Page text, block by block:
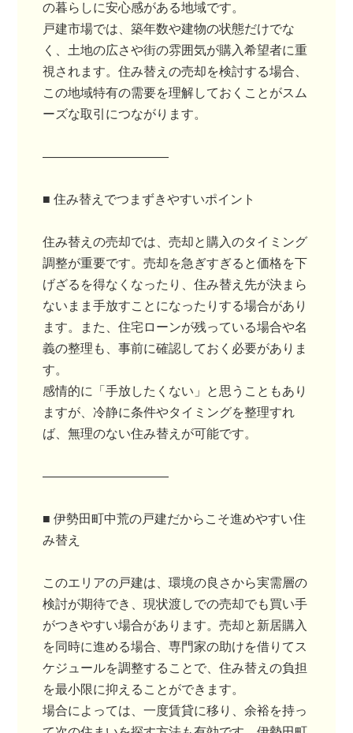
の暮らしに安心感がある地域です。
戸建市場では、築年数や建物の状態だけでな
く、土地の広さや街の雰囲気が購入希望者に重
視されます。住み替えの売却を検討する場合、
この地域特有の需要を理解しておくことがスム
ーズな取引につながります。
――――――――――
■ 住み替えでつまずきやすいポイント
住み替えの売却では、売却と購入のタイミング
調整が重要です。売却を急ぎすぎると価格を下
げざるを得なくなったり、住み替え先が決まら
ないまま手放すことになったりする場合があり
ます。また、住宅ローンが残っている場合や名
義の整理も、事前に確認しておく必要がありま
す。
感情的に「手放したくない」と思うこともあり
ますが、冷静に条件やタイミングを整理すれ
ば、無理のない住み替えが可能です。
――――――――――
■ 伊勢田町中荒の戸建だからこそ進めやすい住
み替え
このエリアの戸建は、環境の良さから実需層の
検討が期待でき、現状渡しでの売却でも買い手
がつきやすい場合があります。売却と新居購入
を同時に進める場合、専門家の助けを借りてス
ケジュールを調整することで、住み替えの負担
を最小限に抑えることができます。
場合によっては、一度賃貸に移り、余裕を持っ